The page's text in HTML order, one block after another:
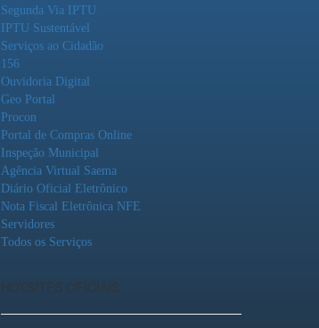
Segunda Via IPTU
IPTU Sustentável
Serviços ao Cidadão
156
Ouvidoria Digital
Geo Portal
Procon
Portal de Compras Online
Inspeção Municipal
Agência Virtual Saema
Diário Oficial Eletrônico
Nota Fiscal Eletrônica NFE
Servidores
Todos os Serviços
HOTSITES OFICIAIS